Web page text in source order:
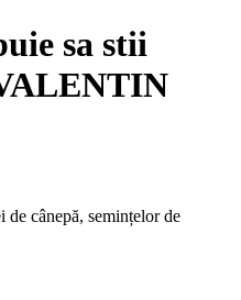
sa stii
cânepă, semințelor de